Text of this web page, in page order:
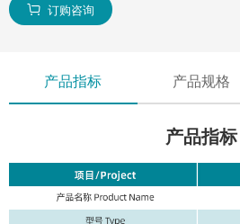
 订购咨询
产品指标 产品规格
产品指标